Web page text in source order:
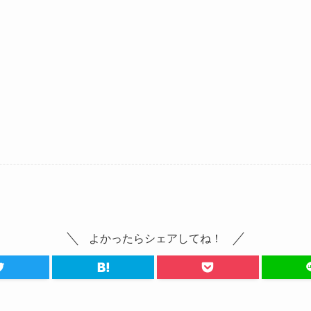
よかったらシェアしてね！